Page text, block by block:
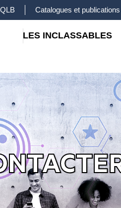
Catalogues et publications
LES INCLASSABLES